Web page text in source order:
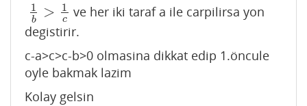
1
b > 1
c
1b >1 c
ve her iki taraf a ile carpilirsa yon
degistirir.
c-a>c>c-b>0 olmasina dikkat edip 1.öncule
oyle bakmak lazim
Kolay gelsin